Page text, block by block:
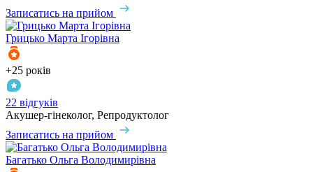
Записатись на прийом
Грицько Марта Ігорівна
+25 років
22 відгуків
Акушер-гінеколог, Репродуктолог
Записатись на прийом
Багатько Ольга Володимирівна